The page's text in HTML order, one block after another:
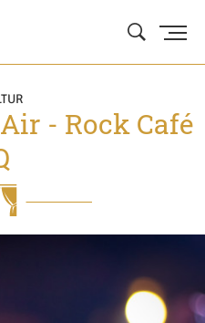
- Rock Café